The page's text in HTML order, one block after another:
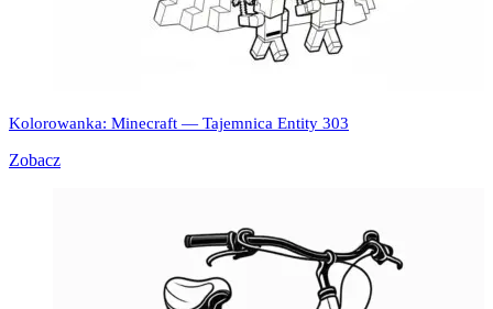
Kolorowanka: Minecraft — Tajemnica Entity 303
Zobacz